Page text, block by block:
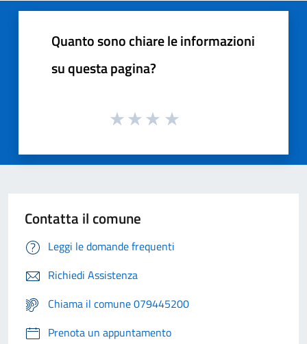
Quanto sono chiare le informazioni
su questa pagina?
Contatta il comune
Leggi le domande frequenti
Richiedi Assistenza
Chiama il comune 079445200
Prenota un appuntamento